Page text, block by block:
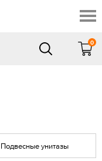
0
Подвесные унитазы